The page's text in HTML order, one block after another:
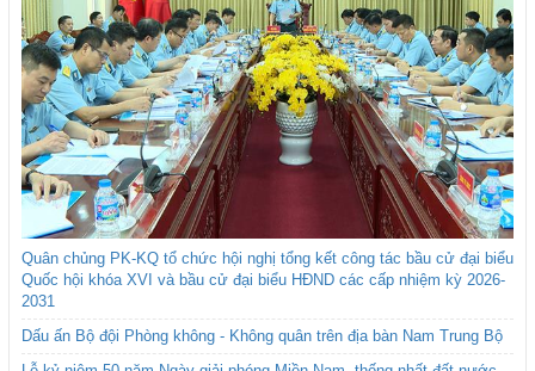
Quân chủng PK-KQ tổ chức hội nghị tổng kết công tác bầu cử đại biểu
Quốc hội khóa XVI và bầu cử đại biểu HĐND các cấp nhiệm kỳ 2026-
2031
Dấu ấn Bộ đội Phòng không - Không quân trên địa bàn Nam Trung Bộ